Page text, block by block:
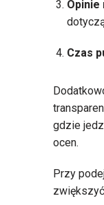
Opinie
Czas
gdzie
ocen.
Przy